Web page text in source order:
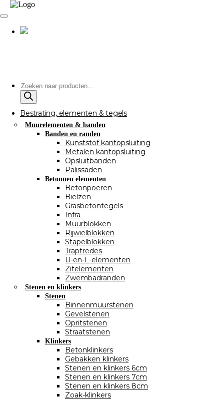
Producten
zoeken
Bestrating, elementen & tegels
Muurelementen & banden
Banden en randen
Kunststof kantopsluiting
Metalen kantopsluiting
Opsluitbanden
Palissaden
Betonnen elementen
Betonpoeren
Bielzen
Grasbetontegels
Infra
Muurblokken
Rijwielblokken
Stapelblokken
Traptredes
U-en-L-elementen
Zitelementen
Zwembadranden
Stenen en klinkers
Stenen
Binnenmuurstenen
Gevelstenen
Opritstenen
Straatstenen
Klinkers
Betonklinkers
Gebakken klinkers
Stenen en klinkers 6cm
Stenen en klinkers 7cm
Stenen en klinkers 8cm
Zoak-klinkers